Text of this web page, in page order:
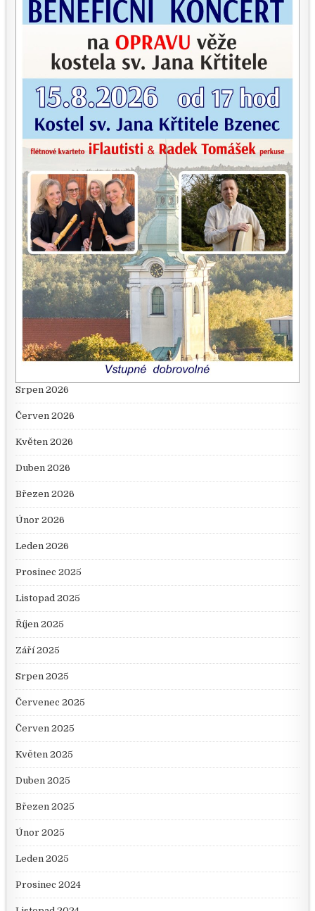
Srpen 2026
Červen 2026
Květen 2026
Duben 2026
Březen 2026
Únor 2026
Leden 2026
Prosinec 2025
Listopad 2025
Říjen 2025
Září 2025
Srpen 2025
Červenec 2025
Červen 2025
Květen 2025
Duben 2025
Březen 2025
Únor 2025
Leden 2025
Prosinec 2024